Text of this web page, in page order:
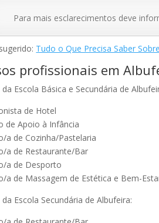
Para mais esclarecimentos deve
Tudo o Que Precisa Saber
profissionais em
da Escola Básica e Secundária de
de Hotel
de Apoio à Infância
a de Cozinha/Pastelaria
a de Restaurante/Bar
a de Desporto
a de Massagem de Estética e Bem-
da Escola Secundária de Albufeira: